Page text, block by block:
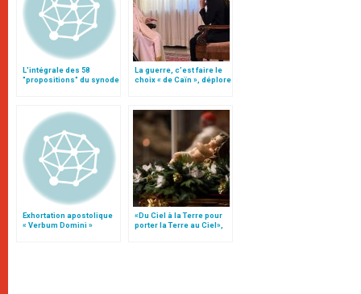
L'intégrale des 58
"propositions" du synode
La guerre, c’est faire le
choix « de Caïn », déplore
Exhortation apostolique
« Verbum Domini »
«Du Ciel à la Terre pour
porter la Terre au Ciel»,